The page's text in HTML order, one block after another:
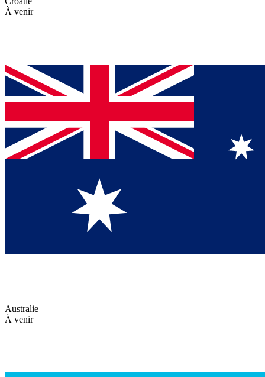
À venir
Australie
À venir